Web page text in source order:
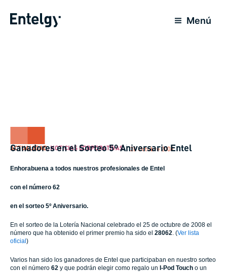
Menú
ACTUALIDAD,NOTICIAS CORPORATIVAS 26 Octubre 2008
Ganadores en el Sorteo 5º Aniversario Entel
Enhorabuena a todos nuestros profesionales de Entel
con el número 62
en el sorteo 5º Aniversario.
En el sorteo de la Lotería Nacional celebrado el 25 de octubre de 2008 el
número que ha obtenido el primer premio ha sido el 28062. (Ver lista
oficial )
Varios han sido los ganadores de Entel que participaban en nuestro sorteo
con el número 62 y que podrán elegir como regalo un I-Pod Touch o un